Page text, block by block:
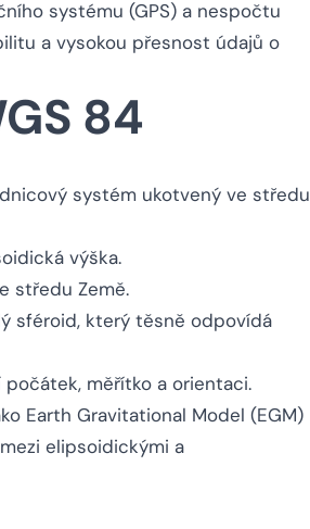
systému (GPS) a nespočtu
a vysokou přesnost údajů o
84
systém ukotvený ve středu
výška.
středu Země.
sféroid, který těsně odpovídá
měřítko a orientaci.
Earth Gravitational Model (EGM)
elipsoidickými a